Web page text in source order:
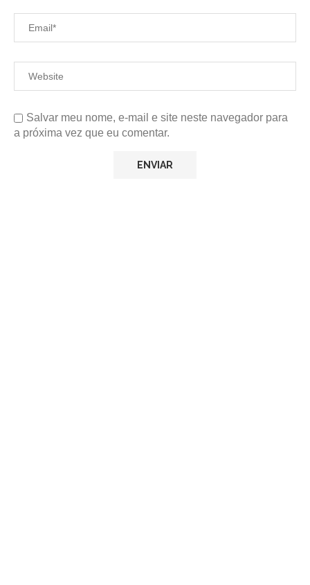
Salvar meu nome, e-mail e site neste navegador para
a próxima vez que eu comentar.